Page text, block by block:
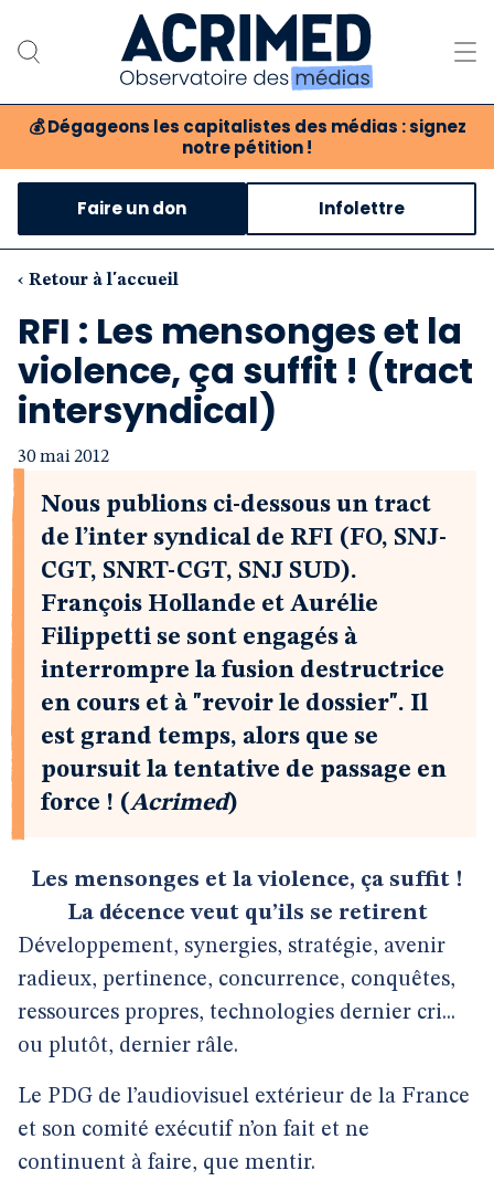
💰 Dégageons les capitalistes des médias : signez
notre pétition !
Notre association
Notre critique des médias
Nos propositions
Notre revue
Boutique
Faire un don Infolettre
‹ Retour à l'accueil
RFI : Les mensonges et la
violence, ça suffit ! (tract
intersyndical)
30 mai 2012
Nous publions ci-dessous un tract
de l’inter syndical de RFI (FO, SNJ-
CGT, SNRT-CGT, SNJ SUD).
François Hollande et Aurélie
Filippetti se sont engagés à
interrompre la fusion destructrice
en cours et à "revoir le dossier". Il
est grand temps, alors que se
poursuit la tentative de passage en
force ! (Acrimed)
Les mensonges et la violence, ça suffit !
La décence veut qu’ils se retirent
Développement, synergies, stratégie, avenir
radieux, pertinence, concurrence, conquêtes,
ressources propres, technologies dernier cri...
ou plutôt, dernier râle.
Le PDG de l’audiovisuel extérieur de la France
et son comité exécutif n’on fait et ne
continuent à faire, que mentir.